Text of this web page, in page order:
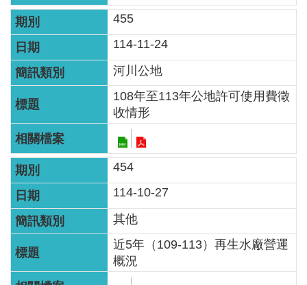
智
能
服
務
455
114-11-24
河川公地
108年至113年公地許可使用費徵
收情形
454
114-10-27
其他
近5年（109-113）再生水廠營運
概況